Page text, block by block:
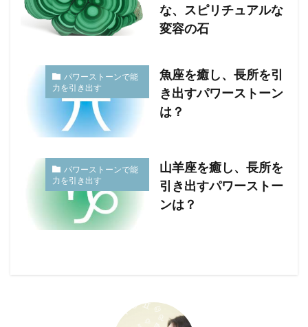
な、スピリチュアルな
変容の石
パワーストーンで能
力を引き出す
魚座を癒し、長所を引
き出すパワーストーン
は？
パワーストーンで能
力を引き出す
山羊座を癒し、長所を
引き出すパワーストー
ンは？